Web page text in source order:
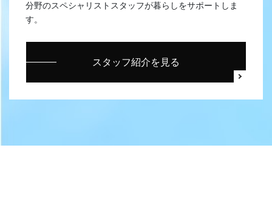
分野のスペシャリストスタッフが暮らしをサポートしま
す。
スタッフ紹介を見る